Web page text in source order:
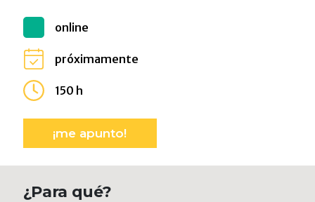
online
próximamente
150 h
¡me apunto!
¿Para qué?